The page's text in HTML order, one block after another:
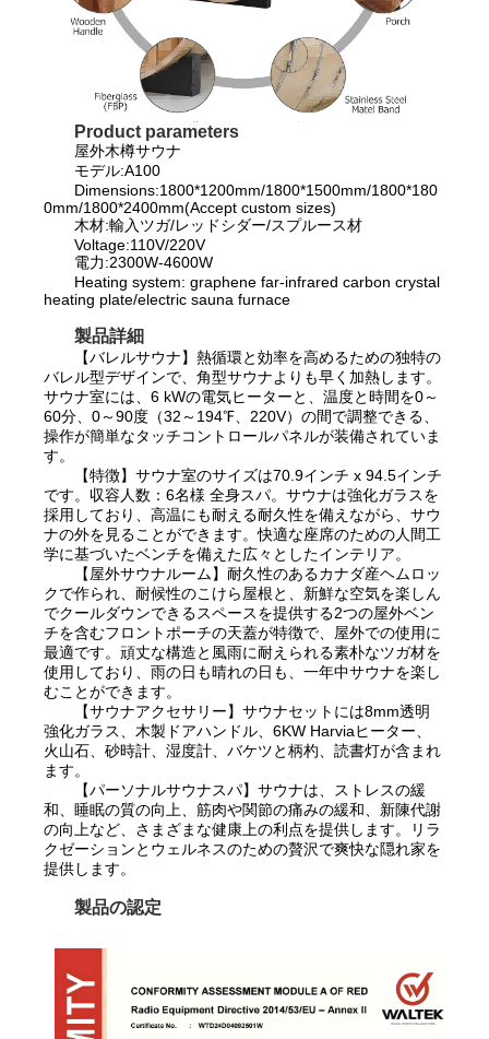
Product parameters
屋外木樽サウナ
モデル:A100
Dimensions:1800*1200mm/1800*1500mm/1800*180
0mm/1800*2400mm(Accept custom sizes)
木材:輸入ツガ/レッドシダー/スプルース材
Voltage:110V/220V
電力:2300W-4600W
Heating system: graphene far-infrared carbon crystal
heating plate/electric sauna furnace
製品詳細
【バレルサウナ】熱循環と効率を高めるための独特の
バレル型デザインで、角型サウナよりも早く加熱します。
サウナ室には、6 kWの電気ヒーターと、温度と時間を0～
60分、0～90度（32～194℉、220V）の間で調整できる、
操作が簡単なタッチコントロールパネルが装備されていま
す。
【特徴】サウナ室のサイズは70.9インチ x 94.5インチ
です。収容人数：6名様 全身スパ。サウナは強化ガラスを
採用しており、高温にも耐える耐久性を備えながら、サウ
ナの外を見ることができます。快適な座席のための人間工
学に基づいたベンチを備えた広々としたインテリア。
【屋外サウナルーム】耐久性のあるカナダ産ヘムロッ
クで作られ、耐候性のこけら屋根と、新鮮な空気を楽しん
でクールダウンできるスペースを提供する2つの屋外ベン
チを含むフロントポーチの天蓋が特徴で、屋外での使用に
最適です。頑丈な構造と風雨に耐えられる素朴なツガ材を
使用しており、雨の日も晴れの日も、一年中サウナを楽し
むことができます。
【サウナアクセサリー】サウナセットには8mm透明
強化ガラス、木製ドアハンドル、6KW Harviaヒーター、
火山石、砂時計、湿度計、バケツと柄杓、読書灯が含まれ
ます。
【パーソナルサウナスパ】サウナは、ストレスの緩
和、睡眠の質の向上、筋肉や関節の痛みの緩和、新陳代謝
の向上など、さまざまな健康上の利点を提供します。リラ
クゼーションとウェルネスのための贅沢で爽快な隠れ家を
提供します。
製品の認定